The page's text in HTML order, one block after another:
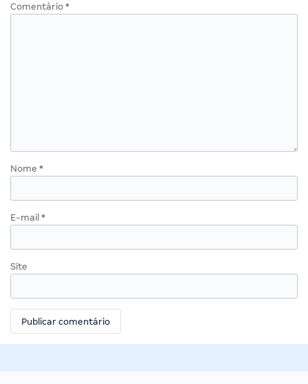
Comentário *
Nome *
E-mail *
Site